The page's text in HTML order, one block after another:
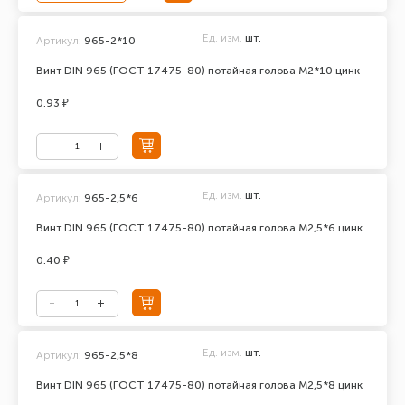
Винт DIN 965 (ГОСТ 17475-80) потайная голова М2*10 цинк
Артикул: 965-2*10 Ед. изм. шт.
0.93 ₽
Винт DIN 965 (ГОСТ 17475-80) потайная голова М2,5*6 цинк
Артикул: 965-2,5*6 Ед. изм. шт.
0.40 ₽
Винт DIN 965 (ГОСТ 17475-80) потайная голова М2,5*8 цинк
Артикул: 965-2,5*8 Ед. изм. шт.